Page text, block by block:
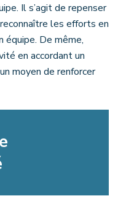
Il s’agit de repenser
les efforts en
équipe. De même,
en accordant un
moyen de renforcer